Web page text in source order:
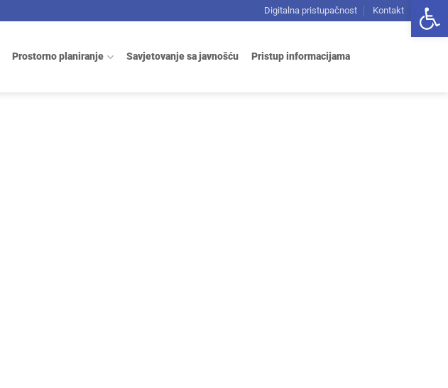
Digitalna pristupačnost Kontakt
Prostorno planiranje Savjetovanje sa javnošću Pristup informacijama